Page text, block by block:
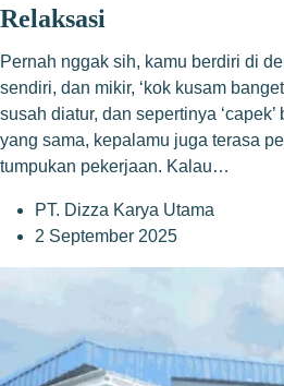
Relaksasi
Pernah nggak sih, kamu berdiri di
sendiri, dan mikir, ‘kok kusam
susah diatur, dan sepertinya
yang sama, kepalamu juga terasa
tumpukan pekerjaan. Kalau…
PT. Dizza Karya Utama
2 September 2025